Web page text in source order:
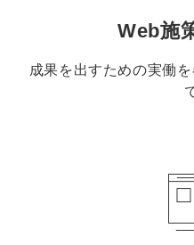
Web施
成果を出すための実働